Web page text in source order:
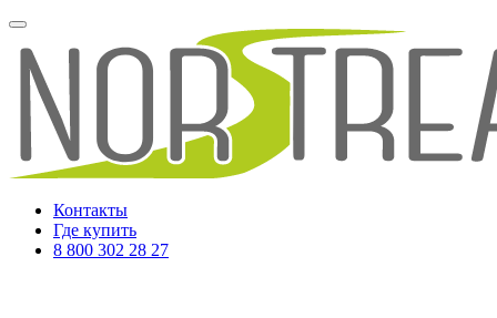
Контакты
Где купить
8 800 302 28 27